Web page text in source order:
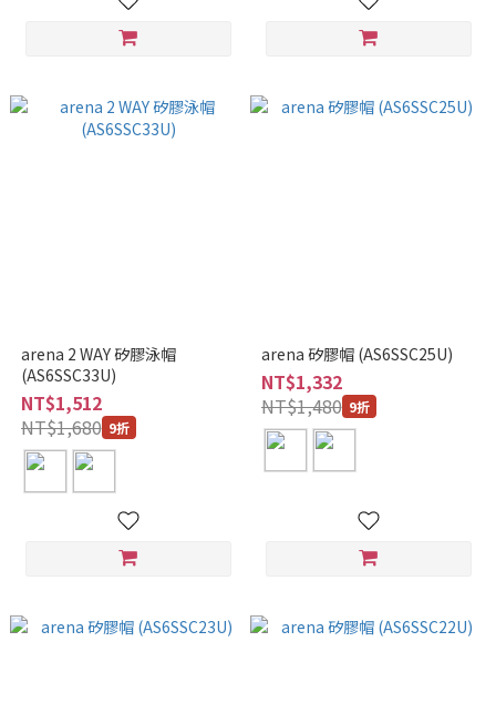
arena 2 WAY 矽膠泳帽
(AS6SSC33U)
NT$1,512
NT$1,680 9折
arena 矽膠帽 (AS6SSC25U)
NT$1,332
NT$1,480 9折